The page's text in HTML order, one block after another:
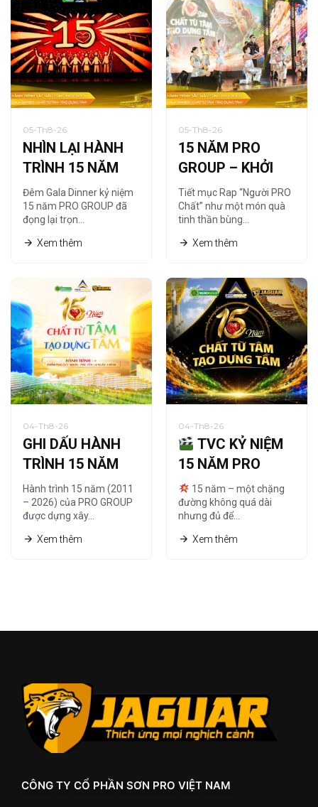
05-Th8-26
NHÌN LẠI HÀNH
TRÌNH 15 NĂM
QUA NGHỆ
THUẬT TRANH
CÁT
Đêm Gala Dinner kỷ niệm
15 năm PRO GROUP đã
đọng lại trọn…
Xem thêm
05-Th8-26
15 NĂM PRO
GROUP – KHỞI
NGUỒN TỪ
“NGƯỜI PRO
CHẤT”
Tiết mục Rap “Người PRO
Chất” như một món quà
tinh thần bùng…
Xem thêm
04-Th8-26
GHI DẤU HÀNH
TRÌNH 15 NĂM
CÙNG HỆ THỐNG
NHÀ PHÂN PHỐI
Hành trình 15 năm (2011
– 2026) của PRO GROUP
được dựng xây…
Xem thêm
04-Th8-26
TVC KỶ NIỆM
15 NĂM PRO
GROUP | CHẤT
TỪ TÂM – TẠO
DỰNG TẦM
15 năm – một chặng
đường không quá dài
nhưng đủ để…
Xem thêm
CÔNG TY CỔ PHẦN SƠN PRO VIỆT NAM